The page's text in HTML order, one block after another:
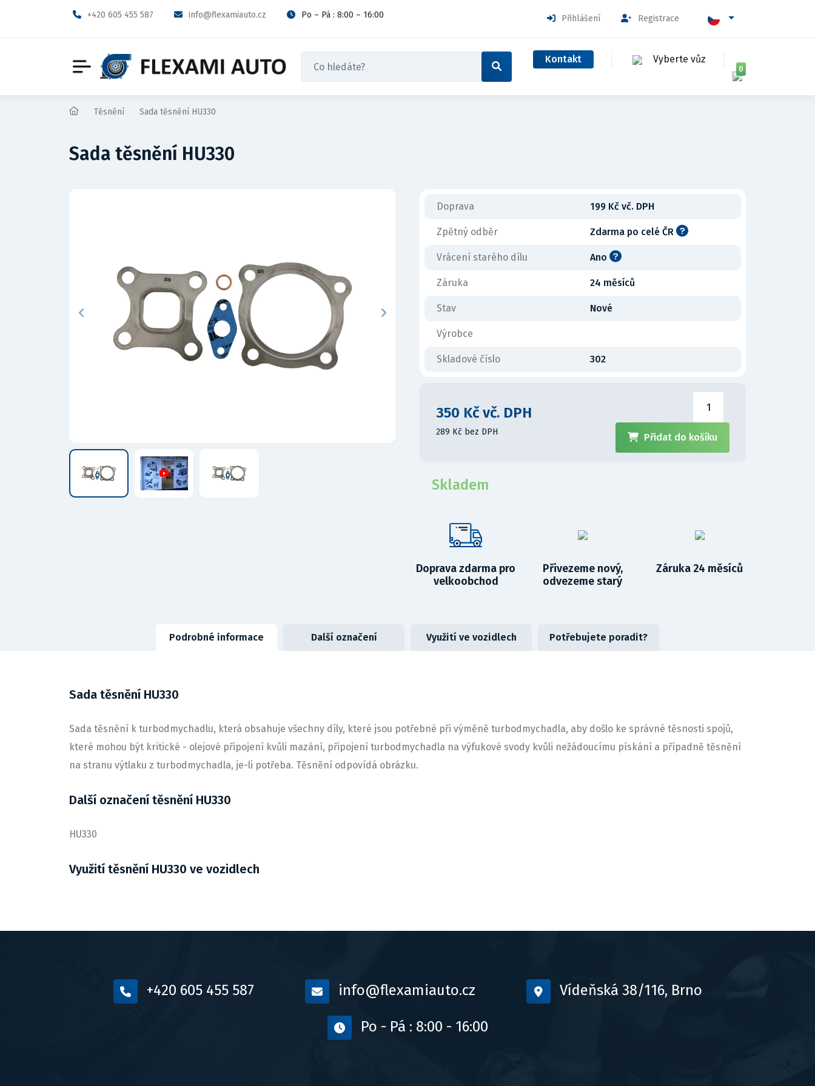
+420 605 455 587 info@flexamiauto.cz Po – Pá : 8:00 – 16:00 Přihlášení Registrace
Kontakt Vyberte vůz
0
Těsnění Sada těsnění HU330
Sada těsnění HU330
Doprava 199 Kč vč. DPH
Zpětný odběr Zdarma po celé ČR
Vrácení starého dílu Ano
Záruka 24 měsíců
Stav Nové
Výrobce
Skladové číslo 302
350 Kč vč. DPH
289 Kč bez DPH Přidat do košíku
Skladem
Doprava zdarma pro
velkoobchod
Přivezeme nový,
odvezeme starý
Záruka 24 měsíců
Podrobné informace Další označení Využití ve vozidlech Potřebujete poradit?
Sada těsnění HU330
Sada těsnění k turbodmychadlu, která obsahuje všechny díly, které jsou potřebné při výměně turbodmychadla, aby došlo ke správné těsnosti spojů,
které mohou být kritické - olejové připojení kvůli mazání, připojení turbodmychadla na výfukové svody kvůli nežádoucímu pískání a případně těsnění
na stranu výtlaku z turbodmychadla, je-li potřeba. Těsnění odpovídá obrázku.
Další označení těsnění HU330
HU330
Využití těsnění HU330 ve vozidlech
+420 605 455 587 info@flexamiauto.cz Vídeňská 38/116, Brno
Po - Pá : 8:00 - 16:00